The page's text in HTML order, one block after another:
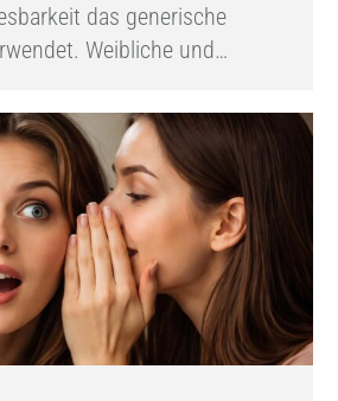
das generische
Weibliche und…